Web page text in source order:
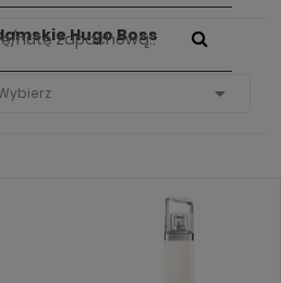
Perfumy Damskie Hugo Boss
Hugo Boss
